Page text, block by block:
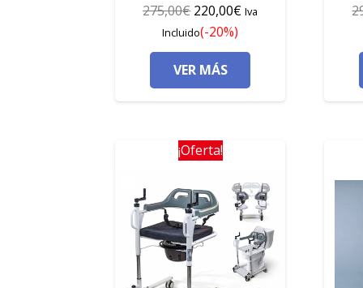
275,00€ El
precio
original
era:
275,00€.
220,00€El
actual
220,00€.
Iva
Incluido(-20%)
VER MÁS
¡Oferta!